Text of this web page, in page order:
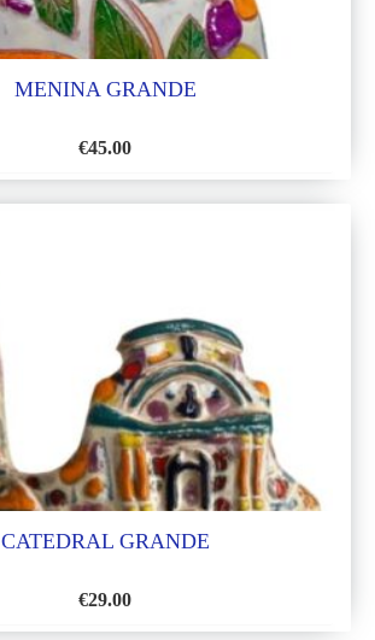
MENINA GRANDE
€45.00
A
DE
DESEOS
CATEDRAL GRANDE
€29.00